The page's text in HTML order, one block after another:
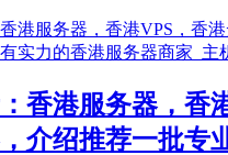
香港服务器，香
介绍推荐一批专